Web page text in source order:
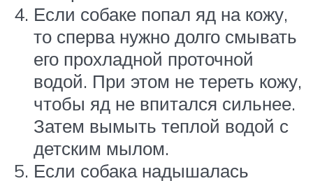
Если собаке попал яд на кожу,
то сперва нужно долго смывать
его прохладной проточной
водой. При этом не тереть кожу,
чтобы яд не впитался сильнее.
Затем вымыть теплой водой с
детским мылом.
Если собака надышалась